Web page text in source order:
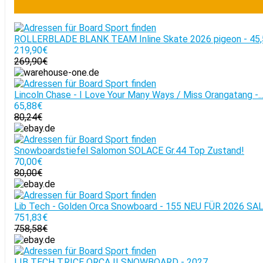
ROLLERBLADE BLANK TEAM Inline Skate 2026 pigeon -
219,90€
269,90€
Lincoln Chase - I Love Your Many Ways / Miss Orangatang -...
65,88€
80,24€
Snowboardstiefel Salomon SOLACE Gr.44 Top Zustand!
70,00€
80,00€
Lib Tech - Golden Orca Snowboard - 155 NEU FÜR 2026
751,83€
758,58€